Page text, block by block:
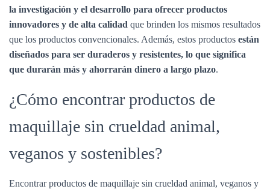
la investigación y el desarrollo para ofrecer productos
innovadores y de alta calidad que brinden los mismos resultados
que los productos convencionales. Además, estos productos están
diseñados para ser duraderos y resistentes, lo que significa
que durarán más y ahorrarán dinero a largo plazo.
¿Cómo encontrar productos de
maquillaje sin crueldad animal,
veganos y sostenibles?
Encontrar productos de maquillaje sin crueldad animal, veganos y